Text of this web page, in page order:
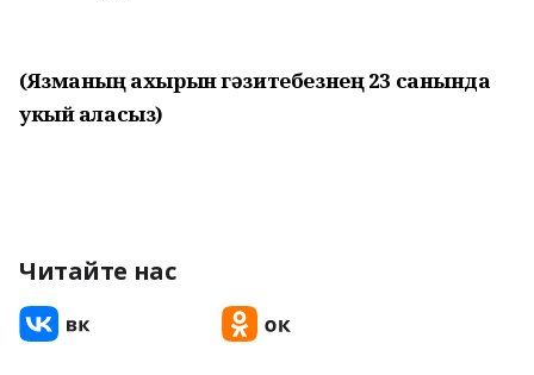
(Язманың ахырын гәзитебезнең 23 санында
укый аласыз)
Читайте нас